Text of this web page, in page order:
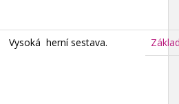
Vysoká herní sestava.